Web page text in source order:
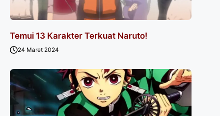
Temui 13 Karakter Terkuat Naruto!
24 Maret 2024